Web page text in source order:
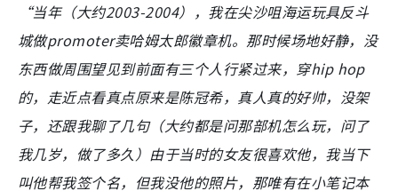
“当年（大约2003-2004），我在尖沙咀海运玩具反斗
城做promoter卖哈姆太郎徽章机。 那时候场地好静，没
东西做周围望见到前面有三个人行紧过来，穿hip hop
的，走近点看真点原来是陈冠希，真人真的好帅，没架
子，还跟我聊了几句（大约都是问那部机怎么玩，问了
我几岁，做了多久）由于当时的女友很喜欢他，我当下
叫他帮我签个名，但我没他的照片，那唯有在小笔记本